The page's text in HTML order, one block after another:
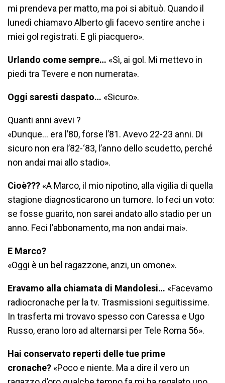
mi prendeva per matto, ma poi si abituò. Quando il
lunedì chiamavo Alberto gli facevo sentire anche i
miei gol registrati. E gli piacquero».
Urlando come sempre… «Sì, ai gol. Mi mettevo in
piedi tra Tevere e non numerata».
Oggi saresti daspato… «Sicuro».
Quanti anni avevi ?
«Dunque… era l’80, forse l’81. Avevo 22-23 anni. Di
sicuro non era l’82-‘83, l’anno dello scudetto, perché
non andai mai allo stadio».
Cioè??? «A Marco, il mio nipotino, alla vigilia di quella
stagione diagnosticarono un tumore. Io feci un voto:
se fosse guarito, non sarei andato allo stadio per un
anno. Feci l’abbonamento, ma non andai mai».
E Marco?
«Oggi è un bel ragazzone, anzi, un omone».
Eravamo alla chiamata di Mandolesi… «Facevamo
radiocronache per la tv. Trasmissioni seguitissime.
In trasferta mi trovavo spesso con Caressa e Ugo
Russo, erano loro ad alternarsi per Tele Roma 56».
Hai conservato reperti delle tue prime
cronache? «Poco e niente. Ma a dire il vero un